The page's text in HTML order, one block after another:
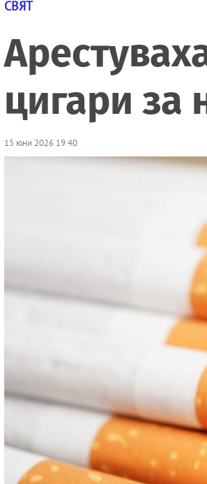
СВЯТ
цигари за
15 юни 2026 19:40